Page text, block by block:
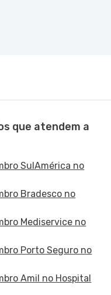
que atendem a
SulAmérica no
Bradesco no
Mediservice no
Porto Seguro no
Amil no Hospital